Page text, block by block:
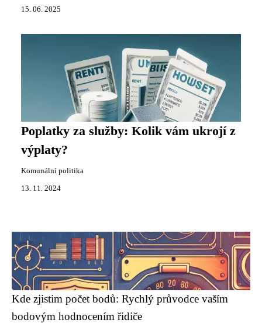
15. 06. 2025
Poplatky za služby: Kolik vám ukrojí z
výplaty?
Komunální politika
13. 11. 2024
Kde zjistim počet bodů: Rychlý průvodce vaším
bodovým hodnocením řidiče